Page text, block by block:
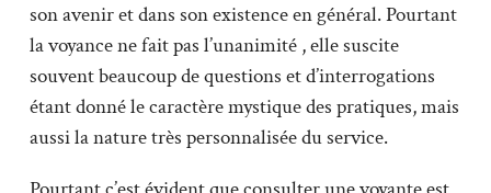
son avenir et dans son existence en général. Pourtant
la voyance ne fait pas l’unanimité , elle suscite
souvent beaucoup de questions et d’interrogations
étant donné le caractère mystique des pratiques, mais
aussi la nature très personnalisée du service.